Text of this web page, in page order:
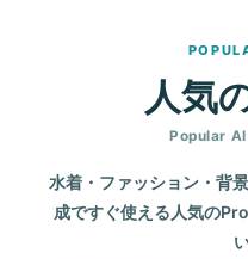
人気
Popular
水着・ファッション・背
成ですぐ使える人気の